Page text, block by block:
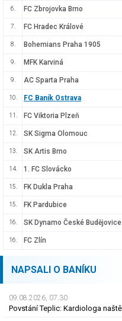
6. FC Zbrojovka Brno
7. FC Hradec Králové
8. Bohemians Praha 1905
9. MFK Karviná
9. AC Sparta Praha
10. FC Baník Ostrava
11. FC Viktoria Plzeň
12. SK Sigma Olomouc
13. SK Artis Brno
14. 1. FC Slovácko
15. FK Dukla Praha
15. FK Pardubice
16. SK Dynamo České Budějovice
16. FC Zlín
NAPSALI O BANÍKU
09.08.2026, 07.30